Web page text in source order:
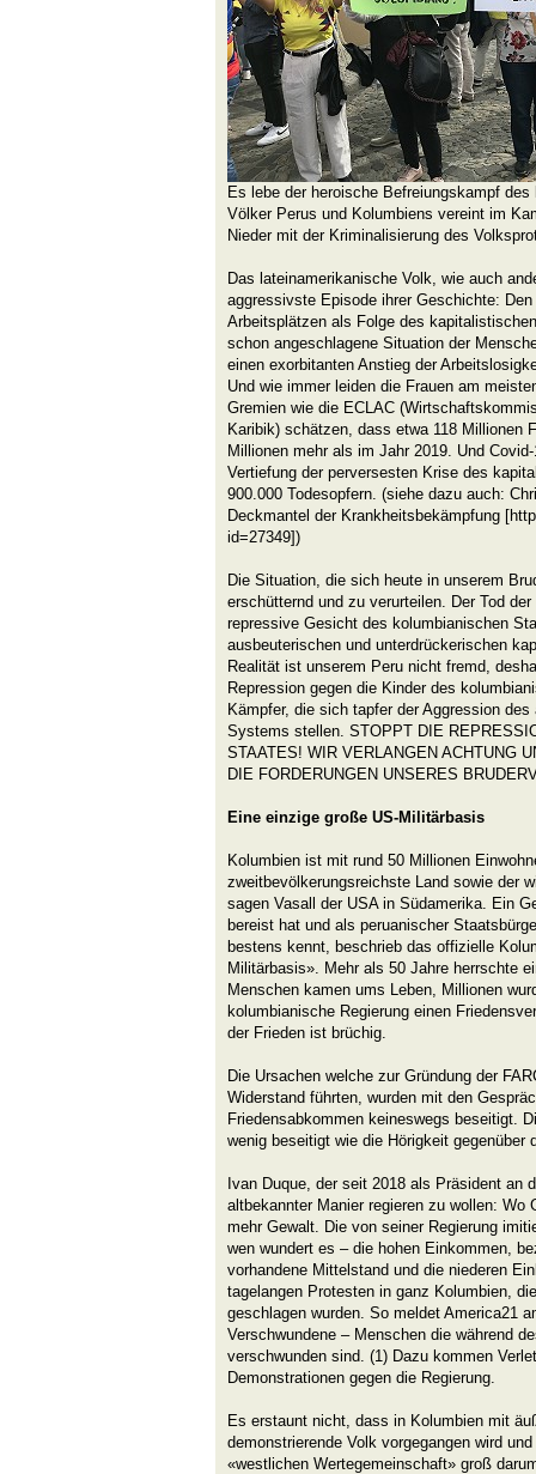
Es lebe der heroische Befreiungskampf
Völker Perus und Kolumbiens vereint im
Nieder mit der Kriminalisierung des
Das lateinamerikanische Volk, wie auch
aggressivste Episode ihrer Geschichte:
Arbeitsplätzen als Folge des
schon angeschlagene Situation der
einen exorbitanten Anstieg der
Und wie immer leiden die Frauen am
Gremien wie die ECLAC
Karibik) schätzen, dass etwa 118 Millionen
Millionen mehr als im Jahr 2019. Und
Vertiefung der perversesten Krise des
900.000 Todesopfern. (siehe dazu auch:
Deckmantel der Krankheitsbekämpfung
id=27349])
Die Situation, die sich heute in unserem
erschütternd und zu verurteilen. Der Tod
repressive Gesicht des kolumbianischen
ausbeuterischen und unterdrückerischen
Realität ist unserem Peru nicht fremd,
Repression gegen die Kinder des
Kämpfer, die sich tapfer der Aggression
Systems stellen. STOPPT DIE
STAATES! WIR VERLANGEN ACHTUNG
DIE FORDERUNGEN UNSERES
Eine einzige große US-Militärbasis
Kolumbien ist mit rund 50 Millionen
zweitbevölkerungsreichste Land sowie der
sagen Vasall der USA in Südamerika. Ein
bereist hat und als peruanischer
bestens kennt, beschrieb das offizielle
Militärbasis». Mehr als 50 Jahre herrschte
Menschen kamen ums Leben, Millionen
kolumbianische Regierung einen
der Frieden ist brüchig.
Die Ursachen welche zur Gründung der
Widerstand führten, wurden mit den
Friedensabkommen keineswegs beseitigt.
wenig beseitigt wie die Hörigkeit gegenüber
Ivan Duque, der seit 2018 als Präsident an
altbekannter Manier regieren zu wollen:
mehr Gewalt. Die von seiner Regierung
wen wundert es – die hohen Einkommen,
vorhandene Mittelstand und die niederen
tagelangen Protesten in ganz Kolumbien,
geschlagen wurden. So meldet America21
Verschwundene – Menschen die während
verschwunden sind. (1) Dazu kommen
Demonstrationen gegen die Regierung.
Es erstaunt nicht, dass in Kolumbien mit
demonstrierende Volk vorgegangen wird
«westlichen Wertegemeinschaft» groß